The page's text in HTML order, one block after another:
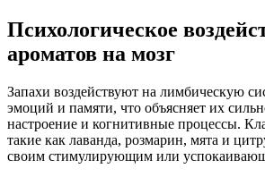
Психологическое
ароматов на мозг
Запахи воздействуют на лимбическую
эмоций и памяти, что объясняет их
настроение и когнитивные процессы.
такие как лаванда, розмарин, мята и
своим стимулирующим или